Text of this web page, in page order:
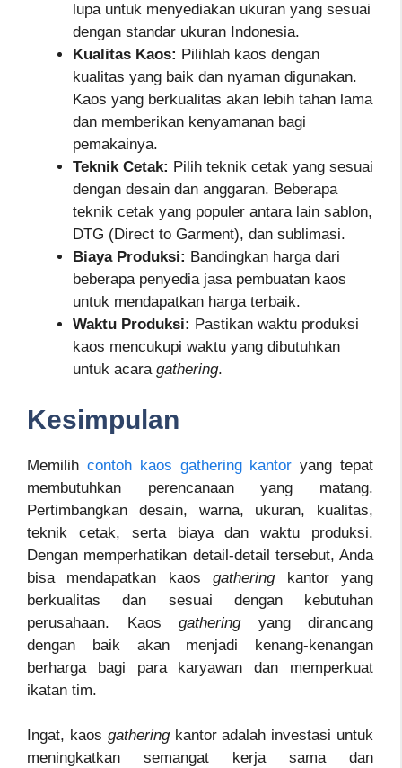
lupa untuk menyediakan ukuran yang sesuai
dengan standar ukuran Indonesia.
Kualitas Kaos: Pilihlah kaos dengan
kualitas yang baik dan nyaman digunakan.
Kaos yang berkualitas akan lebih tahan lama
dan memberikan kenyamanan bagi
pemakainya.
Teknik Cetak: Pilih teknik cetak yang sesuai
dengan desain dan anggaran. Beberapa
teknik cetak yang populer antara lain sablon,
DTG (Direct to Garment), dan sublimasi.
Biaya Produksi: Bandingkan harga dari
beberapa penyedia jasa pembuatan kaos
untuk mendapatkan harga terbaik.
Waktu Produksi: Pastikan waktu produksi
kaos mencukupi waktu yang dibutuhkan
untuk acara gathering.
Kesimpulan
Memilih contoh kaos gathering kantor yang tepat
membutuhkan perencanaan yang matang.
Pertimbangkan desain, warna, ukuran, kualitas,
teknik cetak, serta biaya dan waktu produksi.
Dengan memperhatikan detail-detail tersebut, Anda
bisa mendapatkan kaosgatheringkantor yang
berkualitas dan sesuai dengan kebutuhan
perusahaan. Kaos gatheringyang dirancang
dengan baik akan menjadi kenang-kenangan
berharga bagi para karyawan dan memperkuat
ikatan tim.
Ingat, kaos gatheringkantor adalah investasi untuk
meningkatkan semangat kerja sama dan